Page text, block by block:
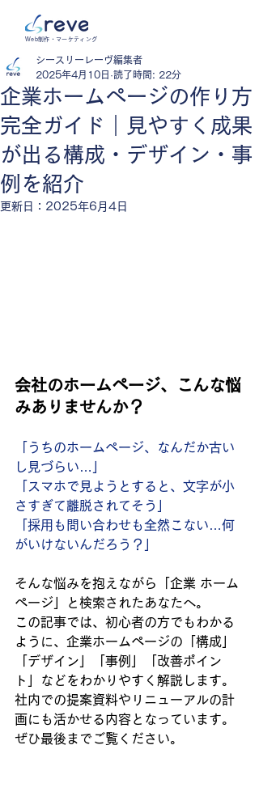
Web制作・マーケティング
企業ホームページの作り方
完全ガイド｜見やすく成果
が出る構成・デザイン・事
例を紹介
シースリーレーヴ編集者
2025年4月10日 読了時間: 22分
更新日： 2025年6月4日
会社のホームページ、こんな悩
みありませんか？
「うちのホームページ、なんだか古い
し見づらい…」
「スマホで見ようとすると、文字が小
さすぎて離脱されてそう」
「採用も問い合わせも全然こない…何
がいけないんだろう？」
そんな悩みを抱えながら「企業 ホーム
ページ」と検索されたあなたへ。
この記事では、初心者の方でもわかる
ように、企業ホームページの「構成」
「デザイン」「事例」「改善ポイン
ト」などをわかりやすく解説します。
社内での提案資料やリニューアルの計
画にも活かせる内容となっています。
ぜひ最後までご覧ください。